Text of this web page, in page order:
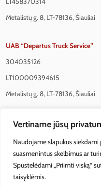
Vertiname jūsų
Naudojame slapukus
suasmenintus skelbimus ar
Spustelėdami „Priimti viską“
taisyklėmis.
Metalistų g. 8, LT-78136, Šiauliai
UAB “Departus Truck Service”
304035126
LT100009394615
Metalistų g. 8, LT-78136, Šiauliai
UAB “Departus Transport”
304152407
LT100009904815
Metalistų g. 8, LT-78136, Šiauliai